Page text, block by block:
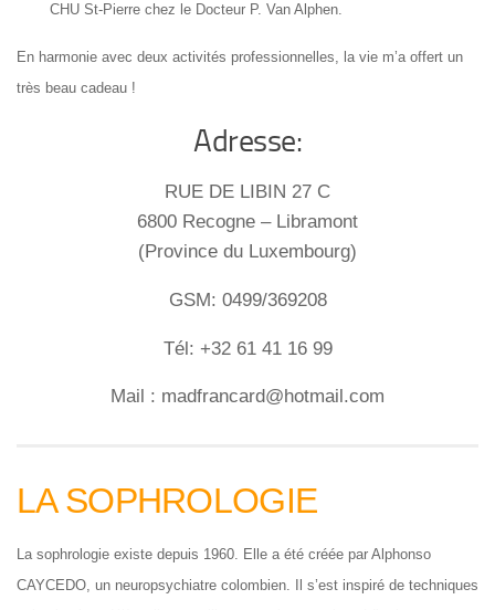
CHU St-Pierre chez le Docteur P. Van Alphen.
En harmonie avec deux activités professionnelles, la vie m’a offert un
très beau cadeau !
Adresse:
RUE DE LIBIN 27 C
6800 Recogne – Libramont
(Province du Luxembourg)
GSM: 0499/369208
Tél: +32 61 41 16 99
Mail : madfrancard@hotmail.com
LA SOPHROLOGIE
La sophrologie existe depuis 1960. Elle a été créée par Alphonso
CAYCEDO, un neuropsychiatre colombien. Il s’est inspiré de techniques